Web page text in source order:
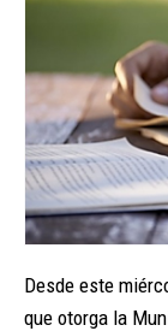
Desde este
que otorga la